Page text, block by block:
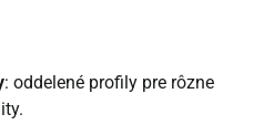
: oddelené profily pre rôzne